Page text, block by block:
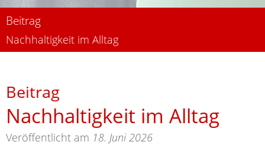
Beitrag
Nachhaltigkeit im Alltag
Beitrag
Nachhaltigkeit im Alltag
Veröffentlicht am 18. Juni 2026